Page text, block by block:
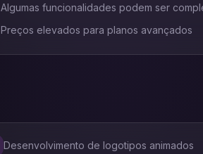
Algumas funcionalidades podem ser
Preços elevados para planos avançados
Desenvolvimento de logotipos animados